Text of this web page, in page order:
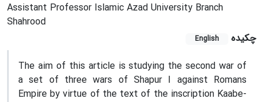
Assistant Professor Islamic Azad University Branch
Shahrood
چکیده
English
The aim of this article is studying the second war of
a set of three wars of Shapur I against Romans
Empire by virtue of the text of the inscription Kaabe-